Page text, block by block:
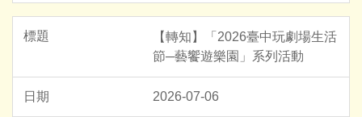
【轉知】「2026臺中玩劇場生活
節─藝饗遊樂園」系列活動
2026-07-06